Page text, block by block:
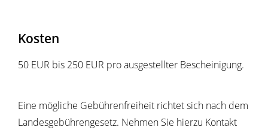
Kosten
50 EUR bis 250 EUR pro ausgestellter Bescheinigung.
Eine mögliche Gebührenfreiheit richtet sich nach dem
Landesgebührengesetz. Nehmen Sie hierzu Kontakt